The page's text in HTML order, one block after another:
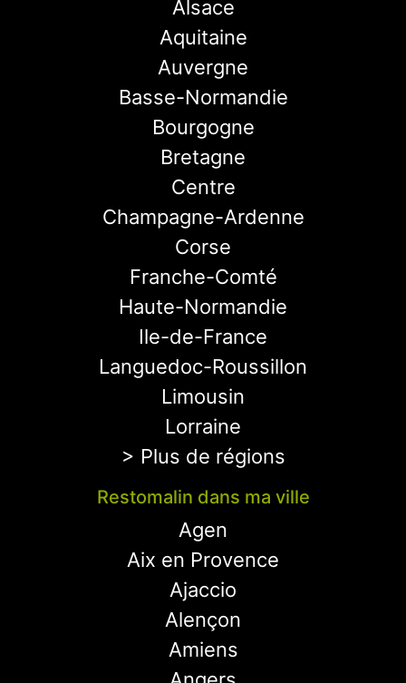
Alsace
Aquitaine
Auvergne
Basse-Normandie
Bourgogne
Bretagne
Centre
Champagne-Ardenne
Corse
Franche-Comté
Haute-Normandie
Ile-de-France
Languedoc-Roussillon
Limousin
Lorraine
> Plus de régions
Restomalin dans ma ville
Agen
Aix en Provence
Ajaccio
Alençon
Amiens